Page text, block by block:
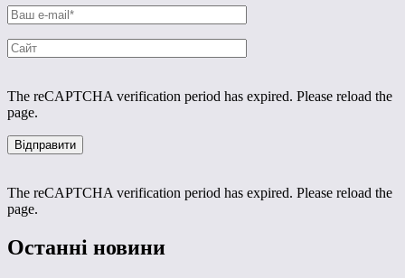
The reCAPTCHA verification period has expired. Please reload the
page.
The reCAPTCHA verification period has expired. Please reload the
page.
Останні новини